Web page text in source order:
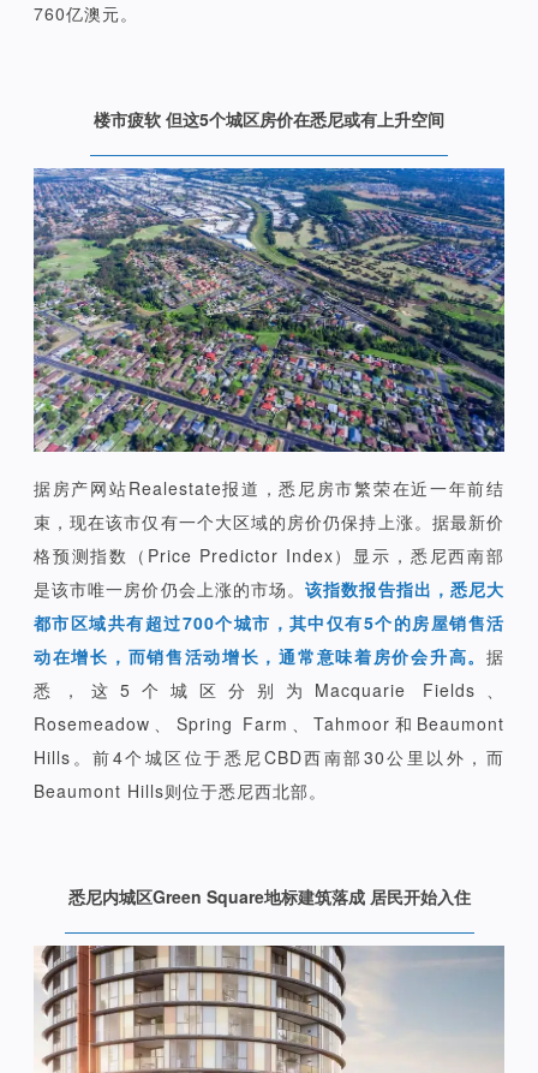
760亿澳元。
楼市疲软 但这5个城区房价在悉尼或有上升空间
据房产网站Realestate报道，悉尼房市繁荣在近一年前结
束，现在该市仅有一个大区域的房价仍保持上涨。据最新价
格预测指数（Price Predictor Index）显示，悉尼西南部
是该市唯一房价仍会上涨的市场。该指数报告指出，悉尼大
都市区域共有超过700个城市，其中仅有5个的房屋销售活
动在增长，而销售活动增长，通常意味着房价会升高。 据
悉，这5个城区分别为Macquarie Fields、
Rosemeadow、Spring Farm、Tahmoor和Beaumont
Hills。前4个城区位于悉尼CBD西南部30公里以外，而
Beaumont Hills则位于悉尼西北部。
悉尼内城区Green Square地标建筑落成 居民开始入住